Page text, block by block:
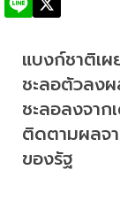
แบงก์ชาติเ
ชะลอตัวลง
ชะลอลงจา
ติดตามผลจ
ของรัฐ